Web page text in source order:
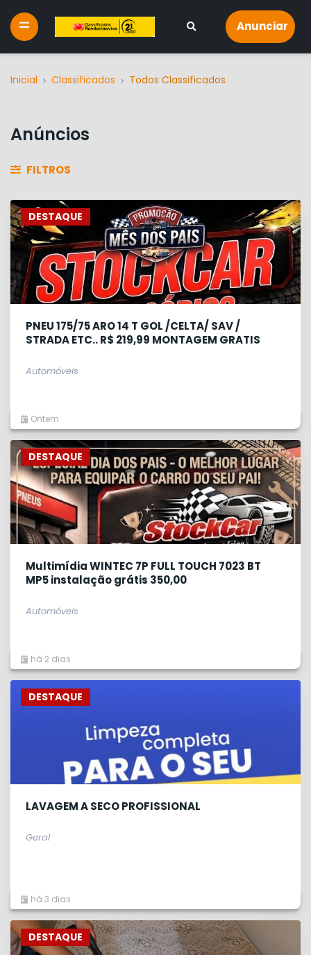
Anunciar
Inicial Classificados Todos Classificados
Anúncios
FILTROS
DESTAQUE
PNEU 175/75 ARO 14 T GOL /CELTA/ SAV /
STRADA ETC.. R$ 219,99 MONTAGEM GRATIS
Automóveis
Ontem
DESTAQUE
Multimídia WINTEC 7P FULL TOUCH 7023 BT
MP5 instalação grátis 350,00
Automóveis
há 2 dias
DESTAQUE
LAVAGEM A SECO PROFISSIONAL
Geral
há 3 dias
DESTAQUE